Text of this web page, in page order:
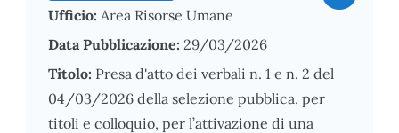
Ufficio: Area Risorse Umane
Data Pubblicazione: 29/03/2026
Titolo: Presa d'atto dei verbali n. 1 e n. 2 del
04/03/2026 della selezione pubblica, per
titoli e colloquio, per l’attivazione di una